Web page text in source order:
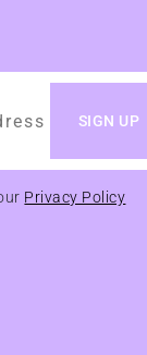
Privacy Policy